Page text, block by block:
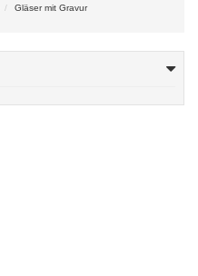
Gläser mit Gravur